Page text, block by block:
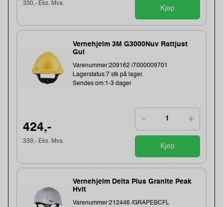
330,- Eks. Mva.
Kjøp
Vernehjelm 3M G3000Nuv Rattjust
Gul
Varenummer:209162 /7000009701
Lagerstatus:7 stk på lager.
Sendes om:1-3 dager
424,-
339,- Eks. Mva.
Kjøp
Vernehjelm Delta Plus Granite Peak
Hvit
Varenummer:212446 /GRAPEBCFL